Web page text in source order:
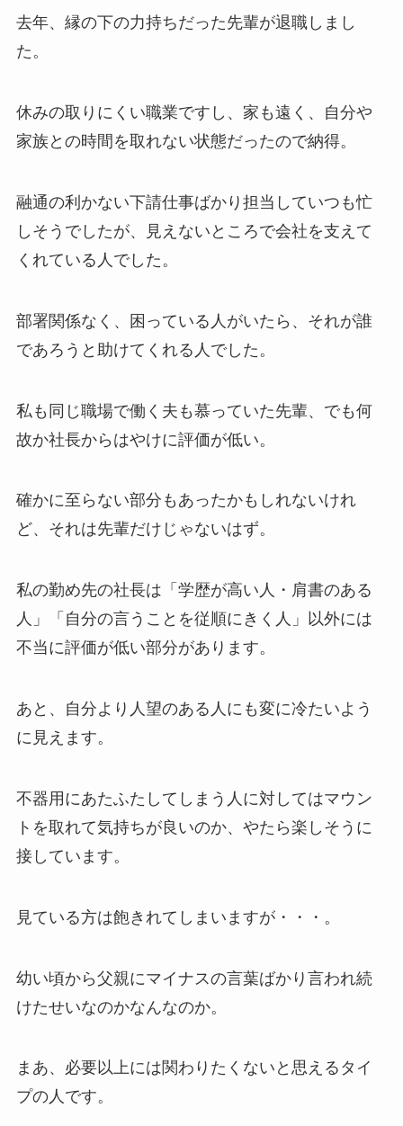
去年、縁の下の力持ちだった先輩が退職しまし
た。
休みの取りにくい職業ですし、家も遠く、自分や
家族との時間を取れない状態だったので納得。
融通の利かない下請仕事ばかり担当していつも忙
しそうでしたが、見えないところで会社を支えて
くれている人でした。
部署関係なく、困っている人がいたら、それが誰
であろうと助けてくれる人でした。
私も同じ職場で働く夫も慕っていた先輩、でも何
故か社長からはやけに評価が低い。
確かに至らない部分もあったかもしれないけれ
ど、それは先輩だけじゃないはず。
私の勤め先の社長は「学歴が高い人・肩書のある
人」「自分の言うことを従順にきく人」以外には
不当に評価が低い部分があります。
あと、自分より人望のある人にも変に冷たいよう
に見えます。
不器用にあたふたしてしまう人に対してはマウン
トを取れて気持ちが良いのか、やたら楽しそうに
接しています。
見ている方は飽きれてしまいますが・・・。
幼い頃から父親にマイナスの言葉ばかり言われ続
けたせいなのかなんなのか。
まあ、必要以上には関わりたくないと思えるタイ
プの人です。